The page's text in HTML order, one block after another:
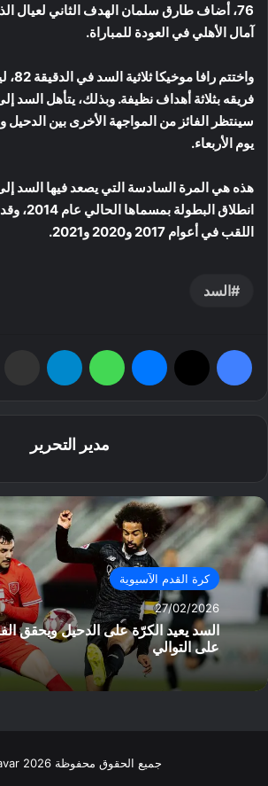
76، أضاف طارق سلمان الهدف الثاني لعيال
آمال الأهلي في العودة للمباراة.
فريقه بثلاثة أهداف نظيفة. وبذلك، يتأهل السد
سينتظر الفائز من المواجهة الأخرى بين الدحيل
يوم الأربعاء.
هذه هي المرة السادسة التي يصعد فيها السد
انطلاق
اللقب في أعوام 2017 و2020 و2021.
السد
مدير التحرير
كرة القدم الآسيوية
27/02/2026
السد يعيد الكرّة على الدحيل ويحقق
على التوالي
جميع الحقوق محفوظة koravar 2026